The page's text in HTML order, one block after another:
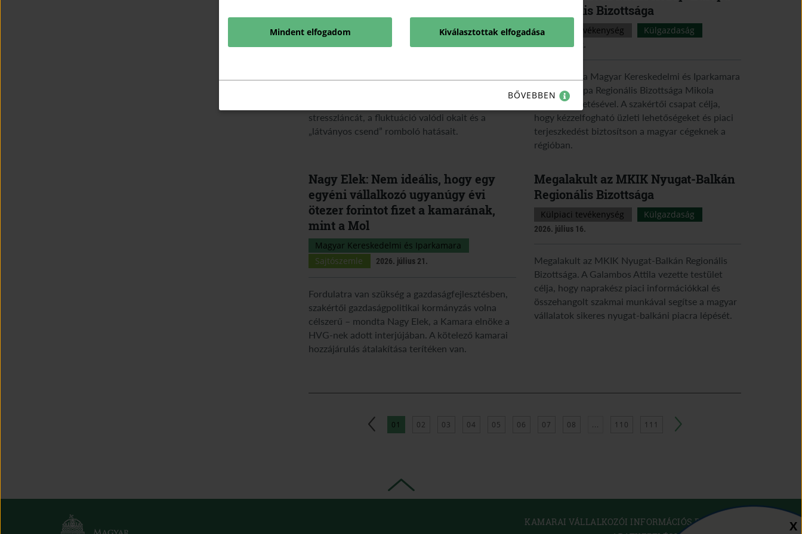
Magyar Kereskedelmi és Iparkamara
stresszláncát, a fluktuáció valódi okait és a
„látványos csend” romboló hatásait.
Regionális Bizottsága
Külpiaci tevékenység Külgazdaság
2026. július 22.
Megalakult a Magyar Kereskedelmi és Iparkamara
Közép-Európa Regionális Bizottsága Mikola
Gergely vezetésével. A szakértői csapat célja,
hogy kézzelfogható üzleti lehetőségeket és piaci
terjeszkedést biztosítson a magyar cégeknek a
régióban.
Nagy Elek: Nem ideális, hogy egy
egyéni vállalkozó ugyanúgy évi
ötezer forintot fizet a kamarának,
mint a Mol
Magyar Kereskedelmi és Iparkamara
Sajtószemle
2026. július 21.
Fordulatra van szükség a gazdaságfejlesztésben,
szakértői gazdaságpolitikai kormányzás volna
célszerű – mondta Nagy Elek, a Kamara elnöke a
HVG-nek adott interjújában. A kötelező kamarai
hozzájárulás átalakítása terítéken van.
Megalakult az MKIK Nyugat-Balkán
Regionális Bizottsága
Külpiaci tevékenység Külgazdaság
2026. július 16.
Megalakult az MKIK Nyugat-Balkán Regionális
Bizottsága. A Galambos Attila vezette testület
célja, hogy naprakész piaci információkkal és
összehangolt szakmai munkával segítse a magyar
vállalatok sikeres nyugat-balkáni piacra lépését.
01 02 03 04 05 06 07 08 ... 110 111
X
KAMARAI VÁLLALKOZÓI INFORMÁCIÓS RENDSZER
Mindent elfogadom Kiválasztottak elfogadása
BŐVEBBEN